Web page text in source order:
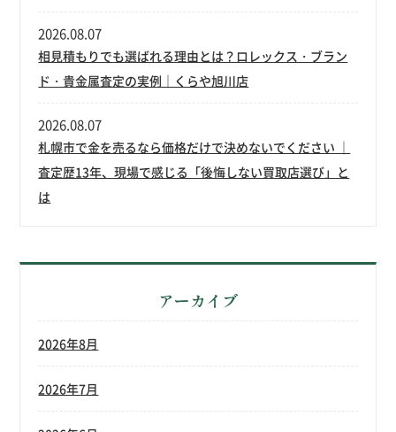
相見積もりでも選ばれる理由とは？ロレックス・ブラン
ド・貴金属査定の実例｜くらや旭川店
2026.08.07
札幌市で金を売るなら価格だけで決めないでください ｜
査定歴13年、現場で感じる「後悔しない買取店選び」と
は
2026.08.07
アーカイブ
2026年8月
2026年7月